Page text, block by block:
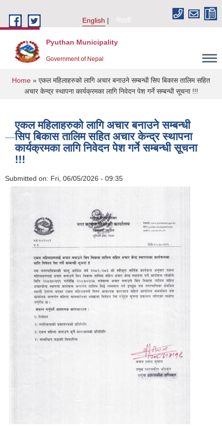
English
नेपाली
Pyuthan Municipality
Government of Nepal
You are here
Home » एकल महिलाहरुको लागि अचार बनाउने सम्बन्धी सिप बिकास तालिम सहित
अचार केन्द्र स्थापना कार्यक्रमका लागि निवेदन पेश गर्ने सम्बन्धी सूचना !!!
एकल महिलाहरुको लागि अचार बनाउने सम्बन्धी
सिप बिकास तालिम सहित अचार केन्द्र स्थापना
कार्यक्रमका लागि निवेदन पेश गर्ने सम्बन्धी सूचना
!!!
Submitted on: Fri, 06/05/2026 - 09:35